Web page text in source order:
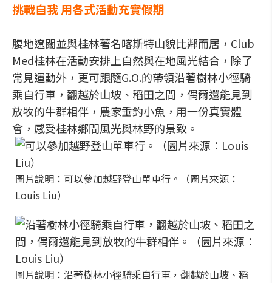
挑戰自我 用各式活動充實假期
腹地遼闊並與桂林著名喀斯特山貌比鄰而居，Club
Med桂林在活動安排上自然與在地風光結合，除了
常見運動外，更可跟隨G.O.的帶領沿著樹林小徑騎
乘自行車，翻越於山坡、稻田之間，偶爾還能見到
放牧的牛群相伴，農家垂釣小魚，用一份真實體
會，感受桂林鄉間風光與林野的景致。
圖片說明：可以參加越野登山單車行。（圖片來源：
Louis Liu）
圖片說明：沿著樹林小徑騎乘自行車，翻越於山坡、稻